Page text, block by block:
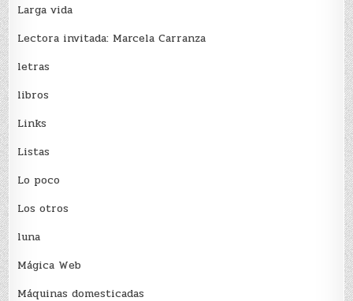
Larga vida
Lectora invitada: Marcela Carranza
letras
libros
Links
Listas
Lo poco
Los otros
luna
Mágica Web
Máquinas domesticadas